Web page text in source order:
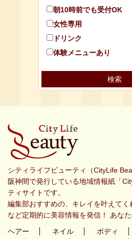
朝10時前でも受付OK
女性専用
ドリンク
体験メニューあり
シティライフビューティ（CityLife
阪神間で発行している地域情報紙「
ティサイトです。
編集部おすすめの、キレイを叶えて
など定期的に美容情報を発信！ あな
ヘアー
ネイル ボディ